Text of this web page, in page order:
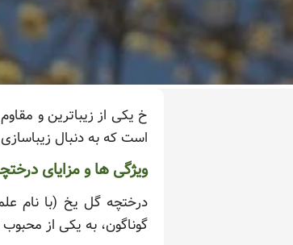
خ یکی از زیباترین و
است که به دنبال
ویژگی ها و مزایای
گوناگون، به یکی از